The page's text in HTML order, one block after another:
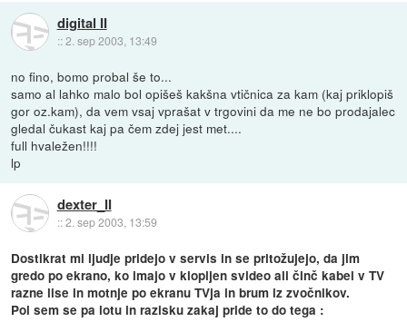
digital II
::2. sep 2003, 13:49
no fino, bomo probal še to...
samo al lahko malo bol opišeš kakšna vtičnica za kam (kaj priklopiš
gor oz.kam), da vem vsaj vprašat v trgovini da me ne bo prodajalec
gledal čukast kaj pa čem zdej jest met....
full hvaležen!!!!
lp
dexter_II
::2. sep 2003, 13:59
Dostikrat mi ljudje pridejo v servis in se pritožujejo, da jim
gredo po ekrano, ko imajo v klopljen svideo ali činč kabel v TV
razne lise in motnje po ekranu TVja in brum iz zvočnikov.
Pol sem se pa lotu in razisku zakaj pride to do tega :